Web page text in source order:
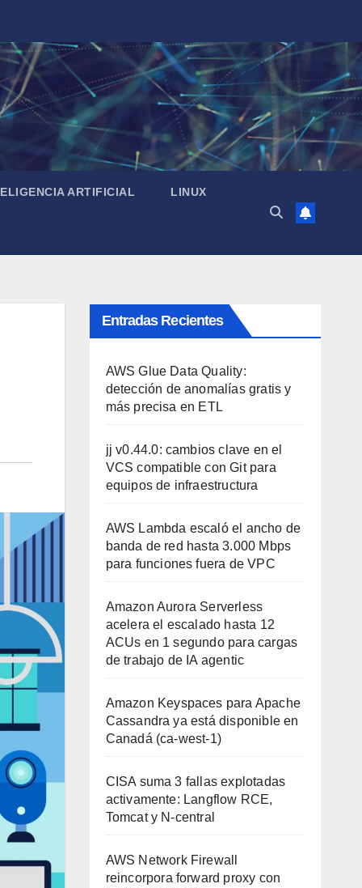
ARTIFICIAL LINUX
Entradas Recientes
AWS Glue Data Quality:
detección de anomalías gratis y
más precisa en ETL
jj v0.44.0: cambios clave en el
VCS compatible con Git para
equipos de infraestructura
AWS Lambda escaló el ancho de
banda de red hasta 3.000 Mbps
para funciones fuera de VPC
Amazon Aurora Serverless
acelera el escalado hasta 12
ACUs en 1 segundo para cargas
de trabajo de IA agentic
Amazon Keyspaces para Apache
Cassandra ya está disponible en
Canadá (ca-west-1)
CISA suma 3 fallas explotadas
activamente: Langflow RCE,
Tomcat y N-central
AWS Network Firewall
reincorpora forward proxy con